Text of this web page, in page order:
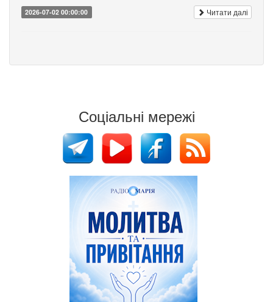
2026-07-02 00:00:00 Читати далі
Соціальні мережі